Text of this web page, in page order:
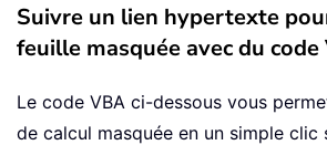
Suivre un lien hypertexte
feuille masquée avec du code
Le code VBA ci-dessous vous
de calcul masquée en un simple clic